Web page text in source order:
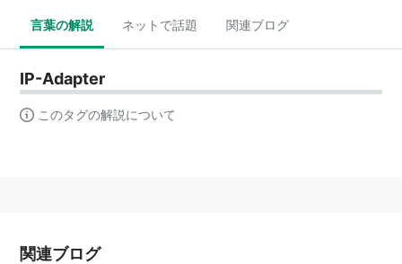
言葉の解説 ネットで話題 関連ブログ
IP-Adapter
このタグの解説について
関連ブログ